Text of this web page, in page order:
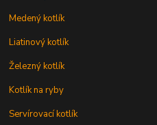
Medený kotlík
Liatinový kotlík
Železný kotlík
Kotlík na ryby
Servírovací kotlík